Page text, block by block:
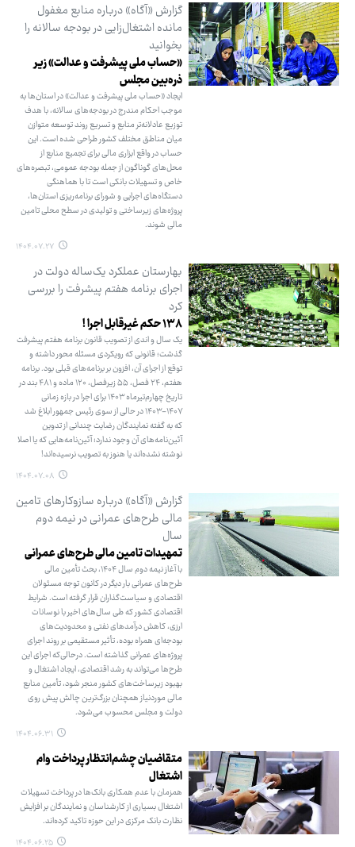
گزارش «آگاه» درباره منابع مغفول
مانده اشتغال‌زایی در بودجه سالانه را
بخوانید
«حساب ملی پیشرفت و عدالت» زیر
ذره‌بین مجلس
ایجاد «حساب ملی پیشرفت و عدالت» در استان‌ها به
موجب احکام مندرج در بودجه‌های سالانه، با هدف
توزیع عادلانه‌تر منابع و تسریع روند توسعه متوازن
میان مناطق مختلف کشور طراحی شده است. این
حساب در واقع ابزاری مالی برای تجمیع منابع از
محل‌های گوناگون از جمله بودجه عمومی، تبصره‌های
خاص و تسهیلات بانکی است تا با هماهنگی
دستگاه‌های اجرایی و شورای برنامه‌ریزی استان‌ها،
پروژه‌های زیرساختی و تولیدی در سطح محلی تامین
مالی شوند.
۱۴۰۴.۰۷.۲۷
بهارستان عملکرد یک‌ساله دولت در
اجرای برنامه هفتم پیشرفت را بررسی
کرد
۱۳۸ حکم غیرقابل اجرا !
یک سال و اندی از تصویب قانون برنامه هفتم پیشرفت
گذشت؛ قانونی که رویکردی مسئله محور داشته و
توقع از اجرای آن، افزون بر برنامه‌های قبلی بود. برنامه
هفتم، ۲۴ فصل، ۵۵ زیرفصل، ۱۲۰ ماده و ۴۸۱ بند در
تاریخ چهارم‌تیرماه ۱۴۰۳ برای اجرا در بازه زمانی
۱۴۰۷-۱۴۰۳ در حالی از سوی رئیس جمهور ابلاغ شد
که به گفته نمایندگان رضایت چندانی از تدوین
آئین‌نامه‌های آن وجود ندارد؛ آئین‌نامه‌هایی که یا اصلا
نوشته نشده‌اند یا هنوز به تصویب نرسیده‌اند!
۱۴۰۴.۰۷.۰۸
گزارش «آگاه» درباره سازوکارهای تامین‌
مالی طرح‌های عمرانی در نیمه دوم
سال
تمهیدات تامین مالی طرح‌های عمرانی
با آغاز نیمه دوم سال ۱۴۰۴، بحث تأمین مالی
طرح‌های عمرانی بار دیگر در کانون توجه مسئولان
اقتصادی و سیاست‌گذاران قرار گرفته است. شرایط
اقتصادی کشور که طی سال‌های اخیر با نوسانات
ارزی، کاهش درآمدهای نفتی و محدودیت‌های
بودجه‌ای همراه بوده، تأثیر مستقیمی بر روند اجرای
پروژه‌های عمرانی گذاشته است. درحالی‌که اجرای این
طرح‌ها می‌تواند به رشد اقتصادی، ایجاد اشتغال و
بهبود زیرساخت‌های کشور منجر شود، تأمین منابع
مالی موردنیاز همچنان بزرگ‌ترین چالش پیش روی
دولت و مجلس محسوب می‌شود.
۱۴۰۴.۰۶.۳۱
متقاضیان چشم‌انتظار پرداخت وام
اشتغال
همزمان با عدم همکاری بانک‌ها در پرداخت تسهیلات
اشتغال بسیاری از کارشناسان و نمایندگان بر افزایش
نظارت بانک مرکزی در این حوزه تاکید کرده‌اند.
۱۴۰۴.۰۶.۲۵